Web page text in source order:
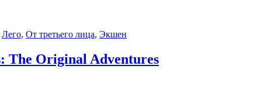
Лего, От третьего лица, Экшен
The Original Adventures